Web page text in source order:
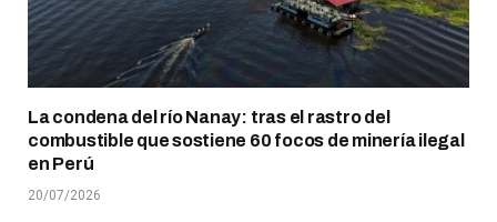
La condena del río Nanay: tras el rastro del
combustible que sostiene 60 focos de minería ilegal
en Perú
20/07/2026